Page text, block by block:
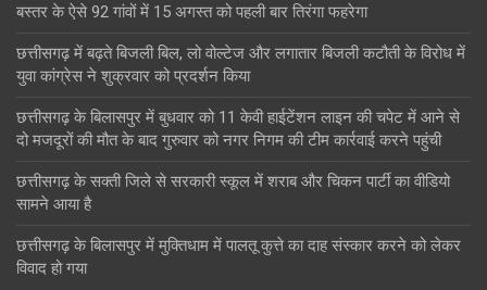
बस्तर के ऐसे 92 गांवों में 15 अगस्त को पहली बार तिरंगा फहरेगा
छत्तीसगढ़ में बढ़ते बिजली बिल, लो वोल्टेज और लगातार बिजली कटौती के विरोध में
युवा कांग्रेस ने शुक्रवार को प्रदर्शन किया
छत्तीसगढ़ के बिलासपुर में बुधवार को 11 केवी हाईटेंशन लाइन की चपेट में आने से
दो मजदूरों की मौत के बाद गुरुवार को नगर निगम की टीम कार्रवाई करने पहुंची
छत्तीसगढ़ के सक्ती जिले से सरकारी स्कूल में शराब और चिकन पार्टी का वीडियो
सामने आया है
छत्तीसगढ़ के बिलासपुर में मुक्तिधाम में पालतू कुत्ते का दाह संस्कार करने को लेकर
विवाद हो गया